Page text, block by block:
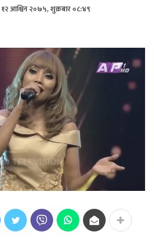
१२ आश्विन २०७५, शुक्रबार ०८:४९